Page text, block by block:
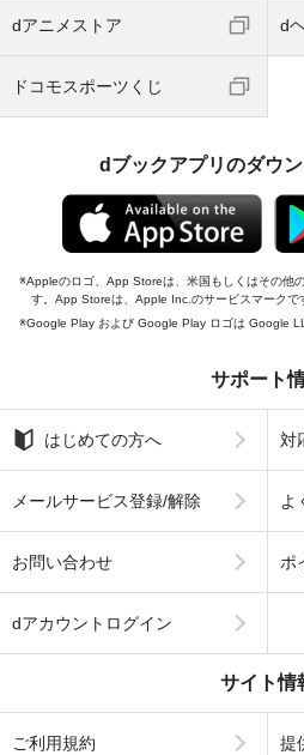
dアニメストア d
ドコモスポーツくじ
dブックアプリのダウ
Appleのロゴ、App Storeは、米国もしくはその他
す。App Storeは、Apple Inc.のサービスマークで
Google Play および Google Play ロゴは Google
サポート
はじめての方へ 対
メールサービス登録/解除 よ
お問い合わせ ポ
dアカウントログイン
サイト情
ご利用規約 提